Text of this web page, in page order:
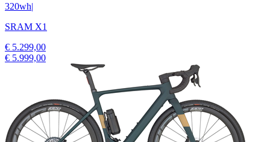
320wh|
SRAM X1
€ 5.299,00
€ 5.999,00